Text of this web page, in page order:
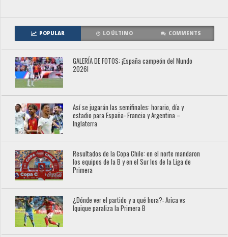
POPULAR LO ÚLTIMO COMMENTS
GALERÍA DE FOTOS: ¡España campeón del Mundo
2026!
Así se jugarán las semifinales: horario, día y
estadio para España- Francia y Argentina –
Inglaterra
Resultados de la Copa Chile: en el norte mandaron
los equipos de la B y en el Sur los de la Liga de
Primera
¿Dónde ver el partido y a qué hora?: Arica vs
Iquique paraliza la Primera B